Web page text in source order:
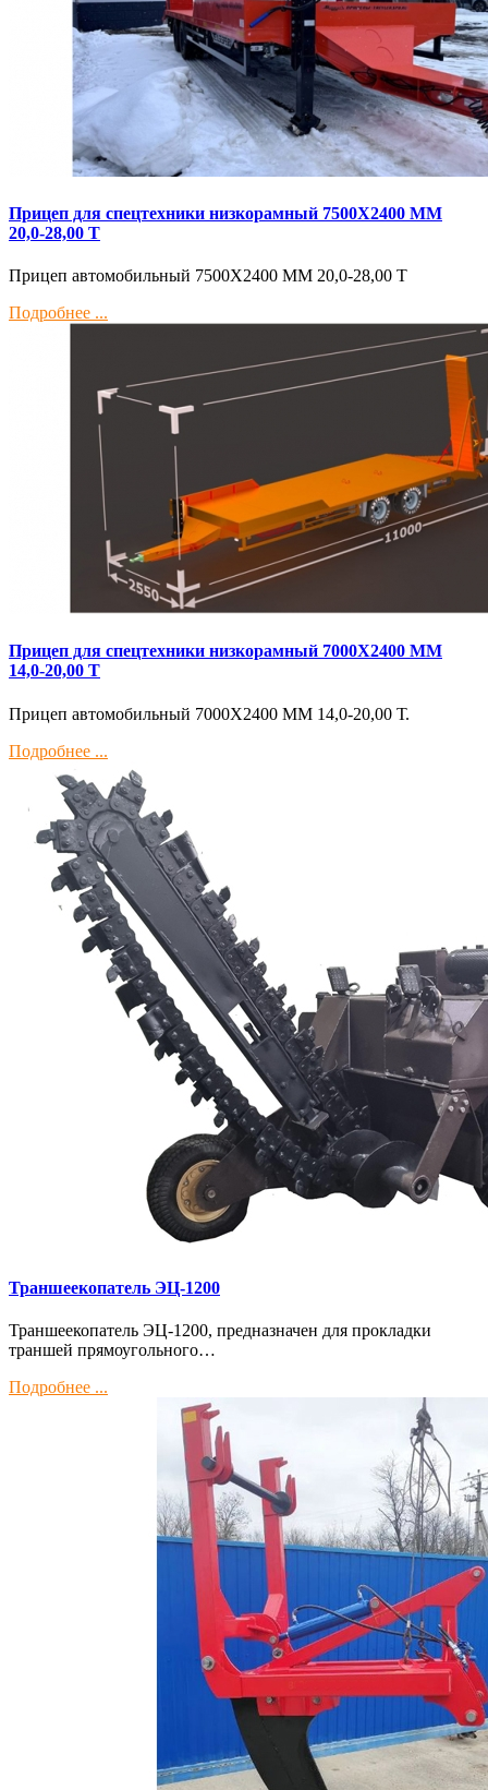
Прицеп для спецтехники низкорамный 7500Х2400 ММ
20,0-28,00 Т
Прицеп автомобильный 7500Х2400 ММ 20,0-28,00 Т
Подробнее ...
Прицеп для спецтехники низкорамный 7000Х2400 ММ
14,0-20,00 Т
Прицеп автомобильный 7000Х2400 ММ 14,0-20,00 Т.
Подробнее ...
Траншеекопатель ЭЦ-1200
Траншеекопатель ЭЦ-1200, предназначен для прокладки
траншей прямоугольного…
Подробнее ...